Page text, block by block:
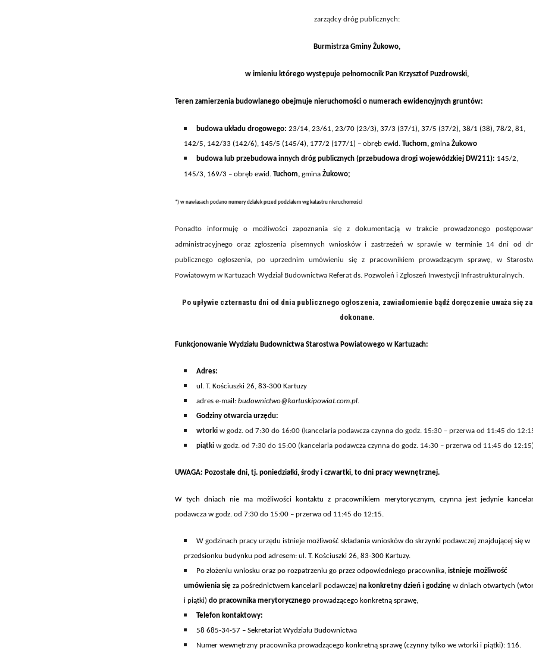
zarządcy dróg publicznych:
Burmistrza Gminy Żukowo,
w imieniu którego występuje pełnomocnik Pan Krzysztof Puzdrowski,
Teren zamierzenia budowlanego obejmuje nieruchomości o numerach ewidencyjnych gruntów:
budowa układu drogowego: 23/14, 23/61, 23/70 (23/3), 37/3 (37/1), 37/5 (37/2), 38/1 (38), 78/2, 81,
142/5, 142/33 (142/6), 145/5 (145/4), 177/2 (177/1) – obręb ewid. Tuchom, gmina Żukowo
budowa lub przebudowa innych dróg publicznych (przebudowa drogi wojewódzkiej DW211): 145/2,
145/3, 169/3 – obręb ewid.Tuchom, gminaŻukowo;
*) w nawiasach podano numery działek przed podziałem wg katastru nieruchomości
Ponadto informuję o możliwości zapoznania się z dokumentacją w trakcie prowadzonego
administracyjnego oraz zgłoszenia pisemnych wniosków i zastrzeżeń w sprawiew terminie 14 dni od
publicznego ogłoszenia, po uprzednim umówieniu się z pracownikiem prowadzącym sprawę, w
Powiatowym w Kartuzach Wydział Budownictwa Referat ds. Pozwoleń i Zgłoszeń Inwestycji Infrastrukturalnych.
Po upływie czternastu dni od dnia publicznego ogłoszenia, zawiadomienie bądź doręczenie uważa się za
dokonane.
Funkcjonowanie Wydziału Budownictwa Starostwa Powiatowego w Kartuzach:
Adres:
ul. T. Kościuszki 26, 83-300 Kartuzy
adres e-mail: budownictwo@kartuskipowiat.com.pl.
Godziny otwarcia urzędu:
wtorkiw godz. od 7:30 do 16:00 (kancelaria podawcza czynna do godz. 15:30 – przerwa od 11:45 do
piątkiw godz. od 7:30 do 15:00 (kancelaria podawcza czynna do godz. 14:30 – przerwa od 11:45 do
UWAGA: Pozostałe dni, tj. poniedziałki, środy i czwartki, to dni pracy wewnętrznej.
W tych dniachnie ma możliwości kontaktu z pracownikiem merytorycznym, czynna jest jedynie
podawcza w godz. od 7:30 do 15:00 – przerwa od 11:45 do 12:15.
W godzinach pracy urzędu istnieje możliwość składania wniosków do skrzynki podawczej znajdującej się w
przedsionku budynku pod adresem: ul. T. Kościuszki 26, 83-300 Kartuzy.
Po złożeniu wniosku oraz po rozpatrzeniu go przez odpowiedniego pracownika, istnieje możliwość
umówienia sięza pośrednictwem kancelarii podawczej na konkretny dzień i godzinęw dniach otwartych
i piątki) do pracownikamerytorycznegoprowadzącegokonkretną sprawę,
Telefon kontaktowy:
58 685-34-57 – Sekretariat Wydziału Budownictwa
Numer wewnętrzny pracownika prowadzącego konkretną sprawę (czynny tylko we wtorki i piątki): 116.